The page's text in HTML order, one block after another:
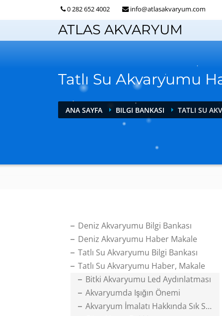
0 282 652 4002 info@atlasakvaryum.com
ATLAS AKVARYUM
Tatlı Su Akvaryumu
ANA SAYFA BILGI BANKASI TATLI SU
Deniz Akvaryumu Bilgi Bankası
Deniz Akvaryumu Haber Makale
Tatlı Su Akvaryumu Bilgi Bankası
Tatlı Su Akvaryumu Haber, Makale
Bitki Akvaryumu Led Aydınlatması
Akvaryumda Işığın Önemi
Akvaryum İmalatı Hakkında Sık Sorulanlar